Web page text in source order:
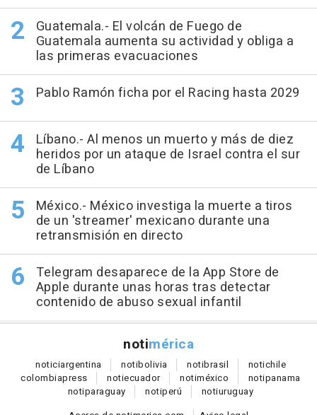
Guatemala.- El volcán de Fuego de
Guatemala aumenta su actividad y obliga a
las primeras evacuaciones
Pablo Ramón ficha por el Racing hasta 2029
Líbano.- Al menos un muerto y más de diez
heridos por un ataque de Israel contra el sur
de Líbano
México.- México investiga la muerte a tiros
de un 'streamer' mexicano durante una
retransmisión en directo
Telegram desaparece de la App Store de
Apple durante unas horas tras detectar
contenido de abuso sexual infantil
notimérica
noticiargentina notibolivia notibrasil notichile
colombiapress notiecuador notiméxico notipanama
notiparaguay notiperú notiuruguay